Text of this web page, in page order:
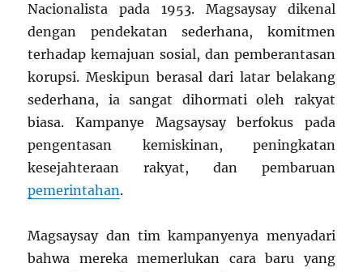
Nacionalista pada 1953. Magsaysay dikenal
dengan pendekatan sederhana, komitmen
terhadap kemajuan sosial, dan pemberantasan
korupsi. Meskipun berasal dari latar belakang
sederhana, ia sangat dihormati oleh rakyat
biasa. Kampanye Magsaysay berfokus pada
pengentasan kemiskinan, peningkatan
kesejahteraan rakyat, dan pembaruan
pemerintahan.
Magsaysay dan tim kampanyenya menyadari
bahwa mereka memerlukan cara baru yang